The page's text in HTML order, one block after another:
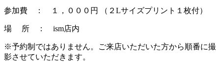
参加費 ： １，０００円 （２Lサイズプリント１枚付）
場 所 ： ism店内
※予約制ではありません。ご来店いただいた方から順番に撮
影させていただきます。